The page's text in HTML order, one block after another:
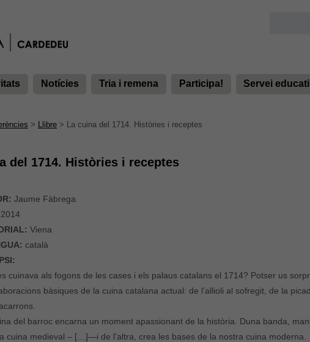
Notícies Tria i remena Participa! Servei
> Llibre > La cuina del 1714. Històries i receptes
del 1714. Històries i receptes
Jaume Fàbrega
2014
Viena
català
cuinava als fogons de les cases i els palaus catalans el 1714? Potser us
bàsiques de la cuina catalana actual: de l’allioli al sofregit, de la
del barroc encarna un moment apassionant de la història. Duna banda,
cuina medieval – […]—i de l’altra, crea les bases de la nostra cuina moderna.